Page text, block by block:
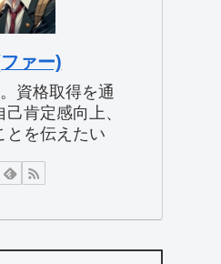
ァー)
資格取得を通
肯定感向上、
とを伝えたい